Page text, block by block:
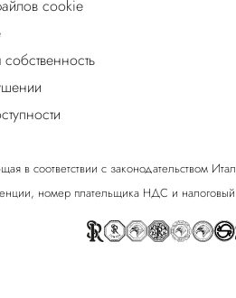
cookie
в соответствии с законодательством
номер плательщика НДС и